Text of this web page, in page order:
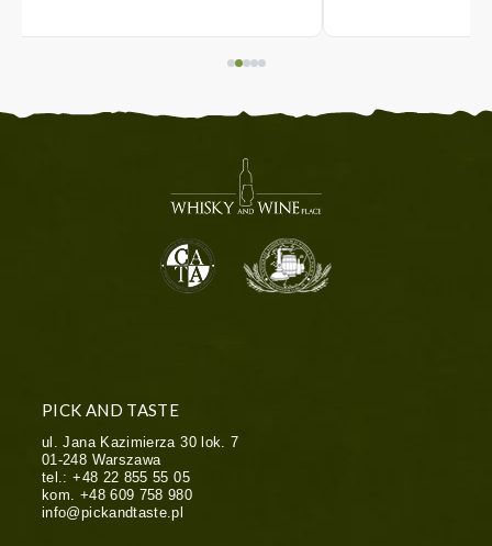
PICK AND TASTE
ul. Jana Kazimierza 30 lok. 7
01-248 Warszawa
tel.:+48 22 855 55 05
kom. +48 609 758 980
info@pickandtaste.pl